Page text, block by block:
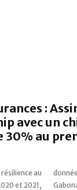
:
avec un
30% au
au
et 2021,